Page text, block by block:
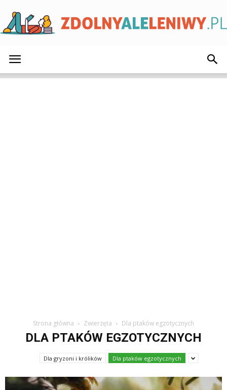
Strona główna Zwierzęta Dla ptaków egzotycznych
DLA PTAKÓW EGZOTYCZNYCH
Dla gryzoni i królików Dla ptaków egzotycznych